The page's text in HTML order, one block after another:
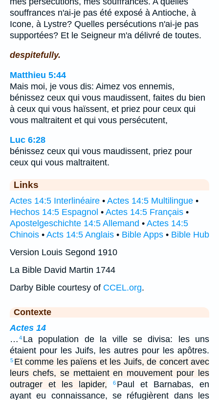
souffrances n'ai-je pas été exposé à Antioche, à
Icone, à Lystre? Quelles persécutions n'ai-je pas
supportées? Et le Seigneur m'a délivré de toutes.
despitefully.
Matthieu 5:44
Mais moi, je vous dis: Aimez vos ennemis,
bénissez ceux qui vous maudissent, faites du bien
à ceux qui vous haïssent, et priez pour ceux qui
vous maltraitent et qui vous persécutent,
Luc 6:28
bénissez ceux qui vous maudissent, priez pour
ceux qui vous maltraitent.
Links
Actes 14:5 Interlinéaire • Actes 14:5 Multilingue •
Hechos 14:5 Espagnol • Actes 14:5 Français •
Apostelgeschichte 14:5 Allemand • Actes 14:5
Chinois • Acts 14:5 Anglais • Bible Apps • Bible Hub
Version Louis Segond 1910
La Bible David Martin 1744
Darby Bible courtesy of CCEL.org.
Contexte
Actes 14
… 4 La population de la ville se divisa: les uns
étaient pour les Juifs, les autres pour les apôtres.
5 Et comme les païens et les Juifs, de concert avec
leurs chefs, se mettaient en mouvement pour les
outrager et les lapider,
6 Paul et Barnabas, en
ayant eu connaissance, se réfugièrent dans les